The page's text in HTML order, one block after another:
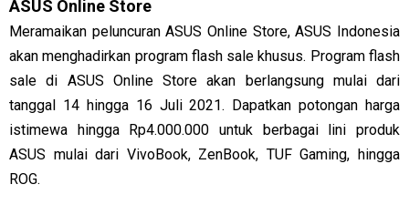
ASUS Online Store
Meramaikan peluncuran ASUS Online Store, ASUS Indonesia
akan menghadirkan program flash sale khusus. Program flash
sale di ASUS Online Store akan berlangsung mulai dari
tanggal 14 hingga 16 Juli 2021. Dapatkan potongan harga
istimewa hingga Rp4.000.000 untuk berbagai lini produk
ASUS mulai dari VivoBook, ZenBook, TUF Gaming, hingga
ROG.